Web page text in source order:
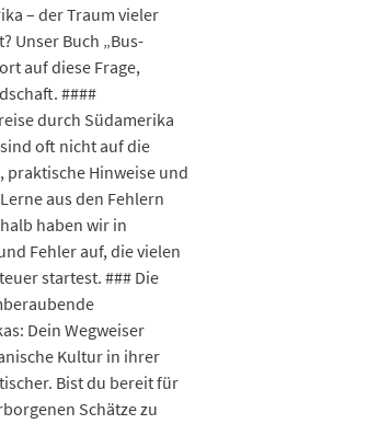
– der Traum vieler
Unser Buch „Bus-
auf diese Frage,
####
durch Südamerika
oft nicht auf die
praktische Hinweise und
aus den Fehlern
haben wir in
Fehler auf, die vielen
startest. ### Die
Dein Wegweiser
Kultur in ihrer
Bist du bereit für
Schätze zu